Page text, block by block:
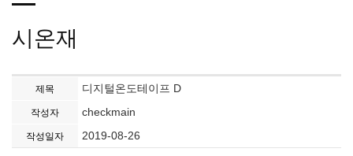
시온재
제목 디지털온도테이프 D
작성자 checkmain
작성일자 2019-08-26